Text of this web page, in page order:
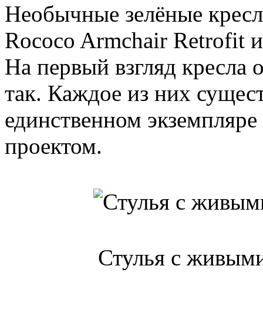
Необычные зелёные
Rococo Armchair Retrofit
На первый взгляд кресла
так. Каждое из них
единственном
проектом.
Стулья с